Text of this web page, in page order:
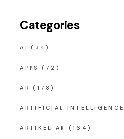
Categories
AI (34)
APPS (72)
AR (178)
ARTIFICIAL INTELLIGENCE
ARTIKEL AR (164)